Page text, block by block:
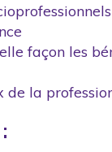
façon les
de la